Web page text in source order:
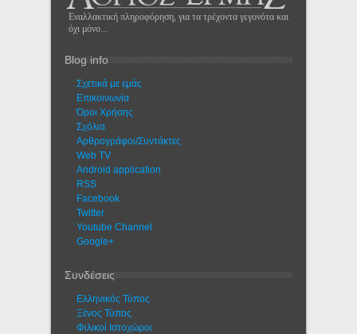
Εναλλακτική πληροφόρηση, για τα τρέχοντα γεγονότα και
όχι μόνο...
Blog info
Σχετικά με εμάς
Eπικοινωνία
Όροι Χρήσης
Σχόλια
Αρθρογράφοι/Συντάκτες
Web TV
Android application
RSS
Facebook
Twitter
Youtube Channel
Google+
Συνδέσεις
Ελληνικός Τύπος
Ξένος Τύπος
Φιλικοί Ιστοχώροι